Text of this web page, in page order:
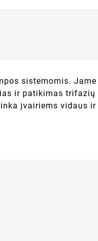
sistemomis.
ir patikimas
įvairiems vidaus